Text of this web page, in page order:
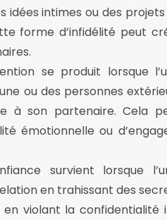
idées intimes ou des
forme d’infidélité peut
se produit lorsque
ou des personnes
à son partenaire. Cela
émotionnelle ou
survient lorsque
en trahissant des
violant la confidentialité